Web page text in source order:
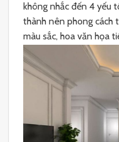
không nhắc đến 4 yếu
thành nên phong cách
màu sắc, hoa văn họa